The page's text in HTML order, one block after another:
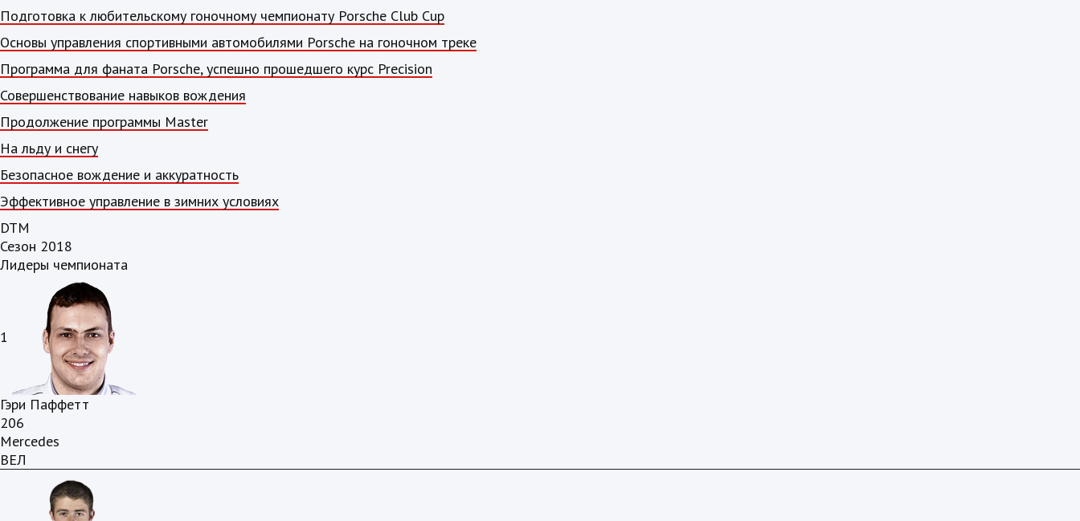
Подготовка к любительскому гоночному чемпионату Porsche Club Cup
Основы управления спортивными автомобилями Porsche на гоночном треке
Программа для фаната Porsche, успешно прошедшего курс Precision
Совершенствование навыков вождения
Продолжение программы Master
На льду и снегу
Безопасное вождение и аккуратность
Эффективное управление в зимних условиях
DTM
Сезон 2018
Лидеры чемпионата
1
Гэри Паффетт
206
Mercedes
ВЕЛ